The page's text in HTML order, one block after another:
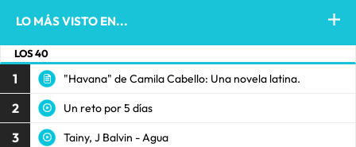
LO MÁS VISTO EN...
LOS 40
1 "Havana" de Camila Cabello: Una novela latina.
2 Un reto por 5 días
3 Tainy, J Balvin - Agua